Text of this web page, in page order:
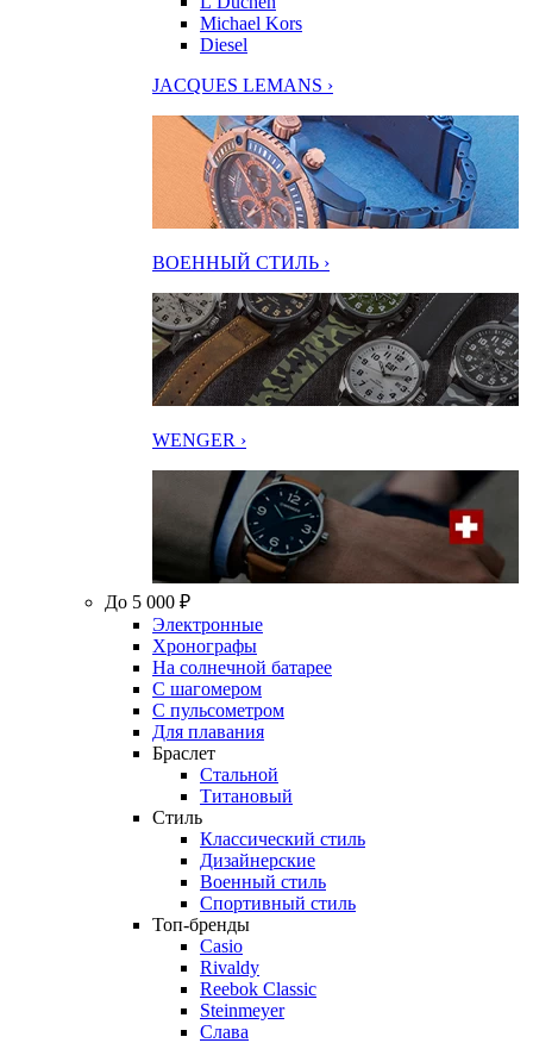
Michael Kors
Diesel
JACQUES LEMANS ›
ВОЕННЫЙ СТИЛЬ ›
WENGER ›
До 5 000 ₽
Электронные
Хронографы
На солнечной батарее
С шагомером
С пульсометром
Для плавания
Браслет
Стальной
Титановый
Стиль
Классический стиль
Дизайнерские
Военный стиль
Спортивный стиль
Топ-бренды
Casio
Rivaldy
Reebok Classic
Steinmeyer
Слава